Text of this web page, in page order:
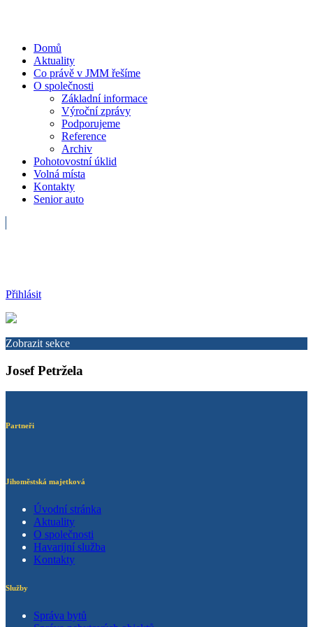
Domů
Aktuality
Co právě v JMM řešíme
O společnosti
Základní informace
Výroční zprávy
Podporujeme
Reference
Archiv
Pohotovostní úklid
Volná místa
Kontakty
Senior auto
Přihlásit
Zobrazit sekce
Josef Petržela
Partneři
Jihoměstská majetková
Úvodní stránka
Aktuality
O společnosti
Havarijní služba
Kontakty
Služby
Správa bytů